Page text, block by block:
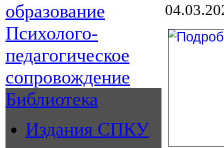
образование
Психолого-
педагогическое
сопровождение
Библиотека
Издания СПКУ